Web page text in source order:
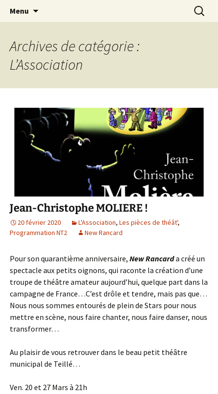
New Rancard
Association d’éducation populaire à Teillé
Menu
Archives de catégorie :
L’Association
Jean-Christophe MOLIERE !
20 février 2020 L'Association, Les pièces de théât',
Programmation NT2
New Rancard
Pour son quarantième anniversaire, New Rancarda créé un
spectacle aux petits oignons, qui raconte la création d’une
troupe de théâtre amateur aujourd’hui, quelque part dans la
campagne de France…C’est drôle et tendre, mais pas que…
Nous nous sommes entourés de plein de Stars pour nous
mettre en scène, nous faire chanter, nous faire danser, nous
transformer…
Au plaisir de vous retrouver dans le beau petit théâtre
municipal de Teillé…
Ven. 20 et 27 Mars à 21h